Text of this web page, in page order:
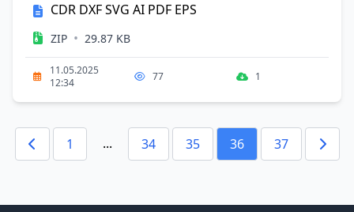
CDR DXFSVG AI PDF EPS
ZIP • 29.87 KB
11.05.2025
12:34
77 1
1 ... 34 35 36 37